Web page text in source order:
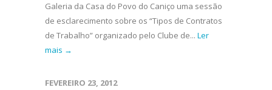
Galeria da Casa do Povo do Caniço uma sessão
de esclarecimento sobre os “Tipos de Contratos
de Trabalho” organizado pelo Clube de... Ler
mais →
FEVEREIRO 23, 2012